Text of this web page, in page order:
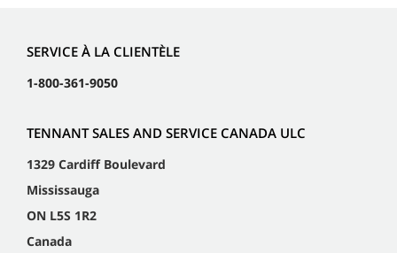
SERVICE À LA CLIENTÈLE
1-800-361-9050
TENNANT SALES AND SERVICE CANADA ULC
1329 Cardiff Boulevard
Mississauga
ON L5S 1R2
Canada